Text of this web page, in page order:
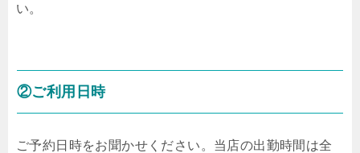
い。
②ご利用日時
ご予約日時をお聞かせください。当店の出勤時間は全